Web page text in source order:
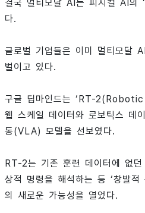
결국 멀티모달 AI는 피지컬 AI의
다.
글로벌 기업들은 이미 멀티모달
벌이고 있다.
구글 딥마인드는 ‘RT-
웹 스케일 데이터와 로보틱스 데
동(VLA) 모델을 선보였다.
RT-2는 기존 훈련 데이터에 없
상적 명령을 해석하는 등 ‘창발적
의 새로운 가능성을 열었다.